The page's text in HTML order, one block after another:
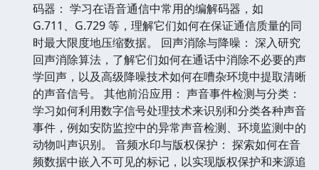
码器： 学习在语音通信中常用的编解码器，如
G.711、G.729 等，理解它们如何在保证通信质量的同
时最大限度地压缩数据。 回声消除与降噪： 深入研究
回声消除算法，了解它们如何在通话中消除不必要的声
学回声，以及高级降噪技术如何在嘈杂环境中提取清晰
的声音信号。 其他前沿应用： 声音事件检测与分类：
学习如何利用数字信号处理技术来识别和分类各种声音
事件，例如安防监控中的异常声音检测、环境监测中的
动物叫声识别。 音频水印与版权保护： 探索如何在音
频数据中嵌入不可见的标记，以实现版权保护和来源追